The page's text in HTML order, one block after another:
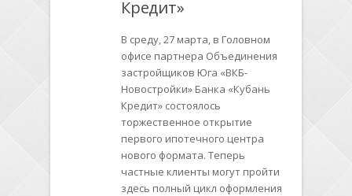
Кредит»
В среду, 27 марта, в Головном
офисе партнера Объединения
застройщиков Юга «ВКБ-
Новостройки» Банка «Кубань
Кредит» состоялось
торжественное открытие
первого ипотечного центра
нового формата. Теперь
частные клиенты могут пройти
здесь полный цикл оформления